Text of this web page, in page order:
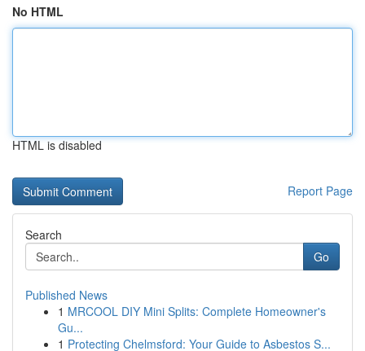
No HTML
HTML is disabled
Report Page
Search
Go
Published News
1 MRCOOL DIY Mini Splits: Complete Homeowner's
Gu...
1 Protecting Chelmsford: Your Guide to Asbestos S...